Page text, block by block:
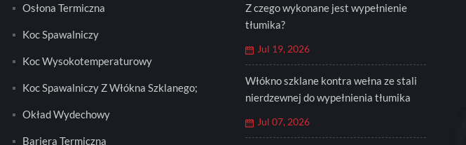
Osłona Termiczna
Koc Spawalniczy
Koc Wysokotemperaturowy
Koc Spawalniczy Z Włókna Szklanego;
Okład Wydechowy
Bariera Termiczna
Z czego wykonane jest wypełnienie
tłumika?
Jul 19, 2026
Włókno szklane kontra wełna ze stali
nierdzewnej do wypełnienia tłumika
Jul 07, 2026